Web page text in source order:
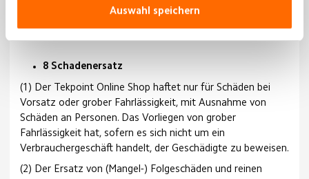
Auswahl speichern
gegen den Kunden, sofern es sich nicht um ein
8 Schadenersatz
(1) Der Tekpoint Online Shop haftet nur für Schäden bei
Vorsatz oder grober Fahrlässigkeit, mit Ausnahme von
Schäden an Personen. Das Vorliegen von grober
Fahrlässigkeit hat, sofern es sich nicht um ein
Verbrauchergeschäft handelt, der Geschädigte zu beweisen.
(2) Der Ersatz von (Mangel-) Folgeschäden und reinen